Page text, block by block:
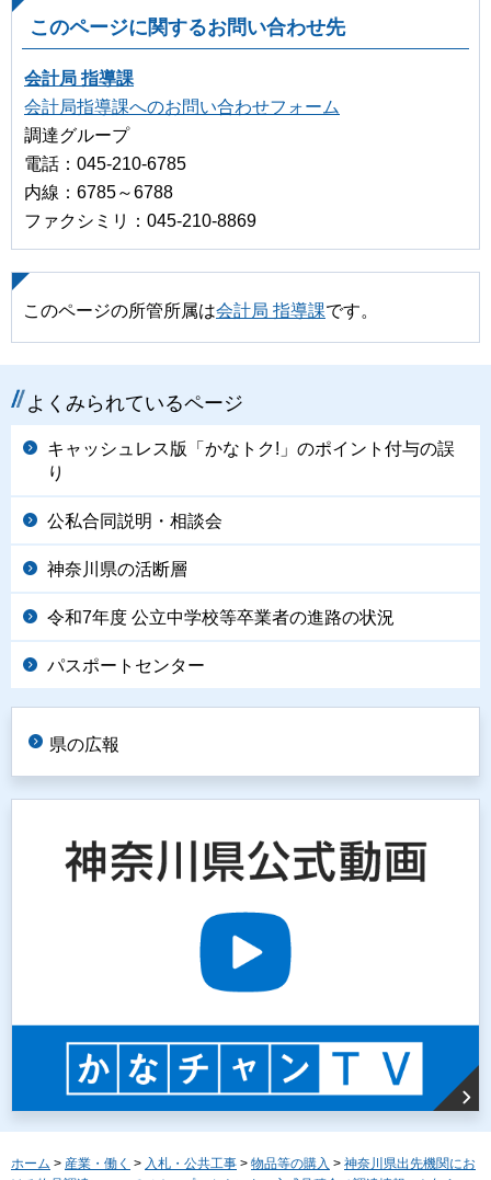
このページに関するお問い合わせ先
会計局 指導課
会計局指導課へのお問い合わせフォーム
調達グループ
電話：045-210-6785
内線：6785～6788
ファクシミリ：045-210-8869
このページの所管所属は会計局 指導課です。
よくみられているページ
キャッシュレス版「かなトク!」のポイント付与の誤
り
公私合同説明・相談会
神奈川県の活断層
令和7年度 公立中学校等卒業者の進路の状況
パスポートセンター
県の広報
ホーム > 産業・働く > 入札・公共工事 > 物品等の購入 > 神奈川県出先機関にお